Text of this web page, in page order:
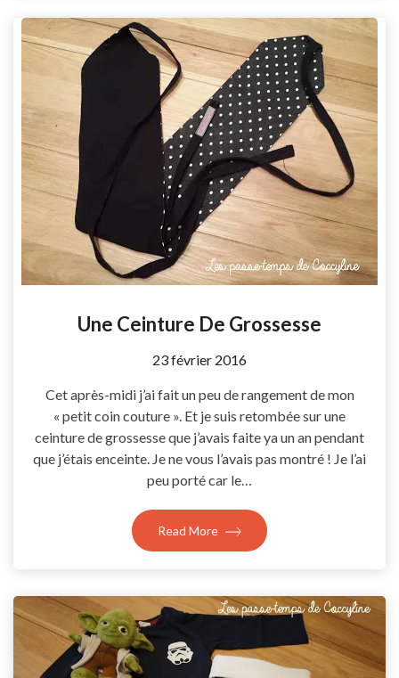
Une Ceinture De Grossesse
by
23 février 2016
Cet après-midi j’ai fait un peu de rangement de mon
« petit coin couture ». Et je suis retombée sur une
ceinture de grossesse que j’avais faite ya un an pendant
que j’étais enceinte. Je ne vous l’avais pas montré ! Je l’ai
peu porté car le…
Read More